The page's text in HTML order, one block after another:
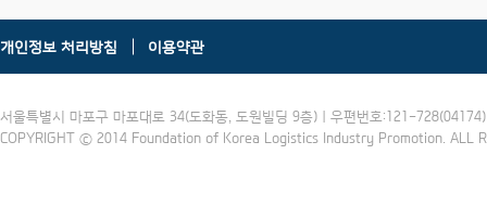
개인정보 처리방침 이용약관
서울특별시 마포구 마포대로 34(도화동, 도원빌딩 9층) | 우편번호:121-
COPYRIGHT ⓒ 2014 Foundation of Korea Logistics Industry Promotion. ALL